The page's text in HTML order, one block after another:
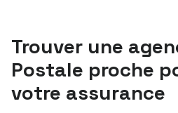
Trouver une
Postale proche
votre assurance